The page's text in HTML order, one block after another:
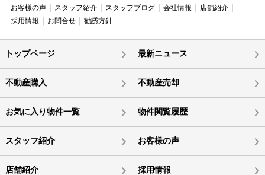
お客様の声
スタッフ紹介 スタッフブログ 会社情報
店舗紹介
採用情報
お問合せ 勧誘方針
トップページ 最新ニュース
不動産購入 不動産売却
お気に入り物件一覧 物件閲覧履歴
スタッフ紹介 お客様の声
店舗紹介 採用情報